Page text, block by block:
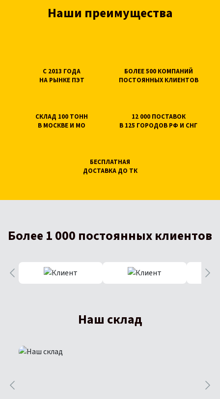
Наши преимущества
С 2013 ГОДА
НА РЫНКЕ ПЭТ
БОЛЕЕ 500 КОМПАНИЙ
ПОСТОЯННЫХ КЛИЕНТОВ
СКЛАД 100 ТОНН
В МОСКВЕ И МО
12 000 ПОСТАВОК
В 125 ГОРОДОВ РФ И СНГ
БЕСПЛАТНАЯ
ДОСТАВКА ДО ТК
Более 1 000 постоянных клиентов
Наш склад